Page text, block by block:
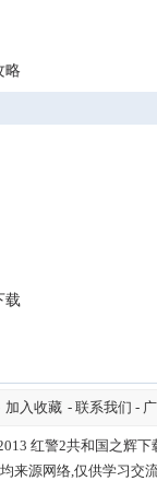
略
载
加入收藏 - 联系我们 -
红警2共和国之辉下
来源网络,仅供学习交